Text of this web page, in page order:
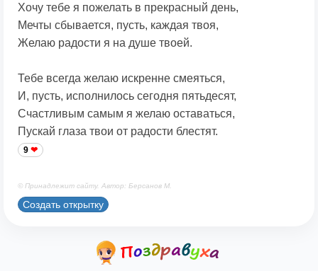
Хочу тебе я пожелать в прекрасный день,
Мечты сбывается, пусть, каждая твоя,
Желаю радости я на душе твоей.
Тебе всегда желаю искренне смеяться,
И, пусть, исполнилось сегодня пятьдесят,
Счастливым самым я желаю оставаться,
Пускай глаза твои от радости блестят.
9
© Принадлежит сайту. Автор: Берсанов М.
Создать открытку